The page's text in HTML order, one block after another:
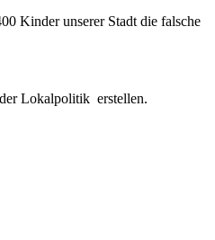
Kinder unserer Stadt die falsche
Lokalpolitik erstellen.